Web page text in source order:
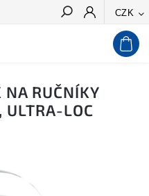
CZK
Hledat
NA RUČNÍKY
ULTRA-LOC